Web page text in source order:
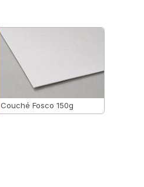
Couché Fosco 150g